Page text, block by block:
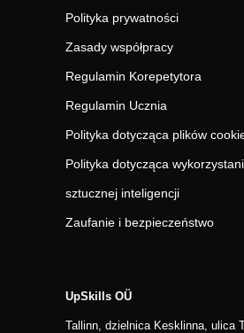
Polityka prywatności
Zasady współpracy
Regulamin Korepetytora
Regulamin Ucznia
Polityka dotycząca plików
Polityka dotycząca
sztucznej inteligencji
Zaufanie i bezpieczeństwo
UpSkills OÜ
Tallinn, dzielnica Kesklinna, ulica